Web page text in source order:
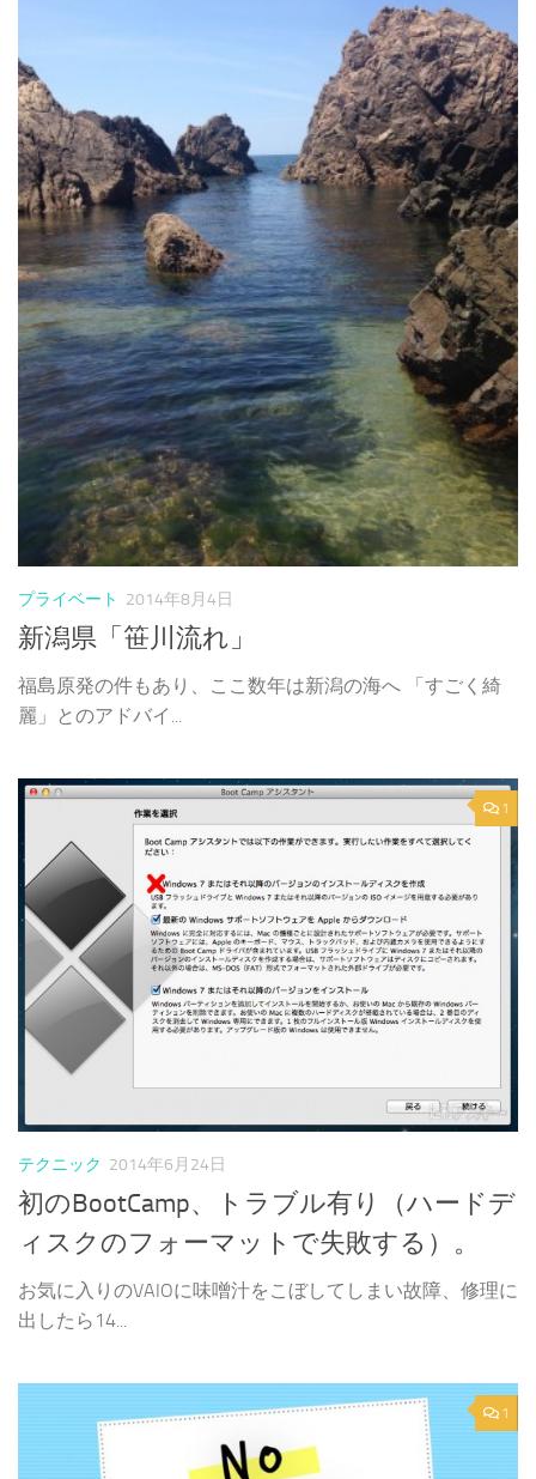
プライベート 2014年8月4日
新潟県「笹川流れ」
福島原発の件もあり、ここ数年は新潟の海へ 「すごく綺
麗」とのアドバイ...
1
テクニック 2014年6月24日
初のBootCamp、トラブル有り（ハードデ
ィスクのフォーマットで失敗する）。
お気に入りのVAIOに味噌汁をこぼしてしまい故障、修理に
出したら14...
1